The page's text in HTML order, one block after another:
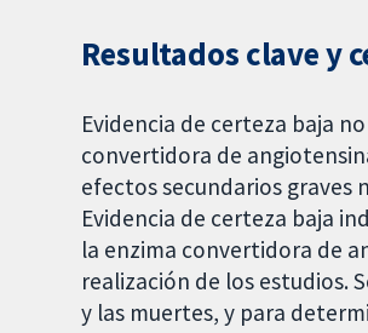
Resultados clave y
Evidencia de certeza baja
convertidora de
efectos secundarios graves
Evidencia de certeza baja
la enzima convertidora de
realización de los estudios.
y las muertes, y para